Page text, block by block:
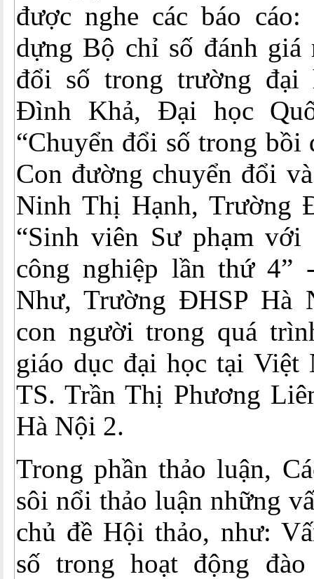
được nghe các báo
dựng Bộ chỉ số đánh giá
đổi số trong trường đại
Đình Khả, Đại học
“Chuyển đổi số trong bồi
Con đường chuyển đổi
Ninh Thị Hạnh, Trường
“Sinh viên Sư phạm với
công nghiệp lần thứ
Như, Trường ĐHSP Hà
con người trong quá
giáo dục đại học tại Việt
TS. Trần Thị Phương
Hà Nội 2.
Trong phần thảo luận,
sôi nổi thảo luận những
chủ đề Hội thảo, như:
số trong hoạt động